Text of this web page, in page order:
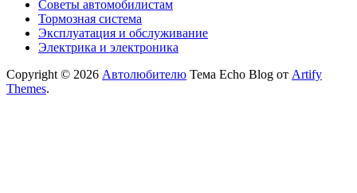
Советы автомобилистам
Тормозная система
Эксплуатация и обслуживание
Электрика и электроника
Copyright © 2026 Автолюбителю Тема Echo Blog от Artify
Themes.